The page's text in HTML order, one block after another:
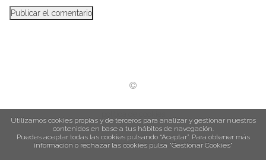
Utilizamos cookies propias y de terceros para analizar y gestionar nuestros
contenidos en base a tus hábitos de navegación.
Puedes aceptar todas las cookies pulsando “Aceptar”. Para obtener más
información o rechazar las cookies pulsa “Gestionar Cookies“